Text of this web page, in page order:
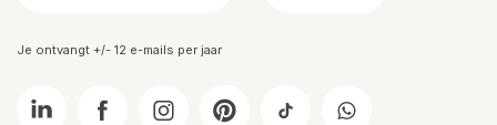
Je ontvangt +/- 12 e-mails per jaar